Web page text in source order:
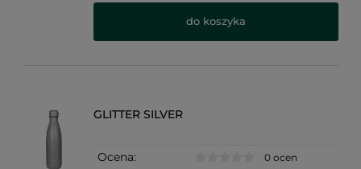
do koszyka
GLITTER SILVER
Ocena: 0 ocen